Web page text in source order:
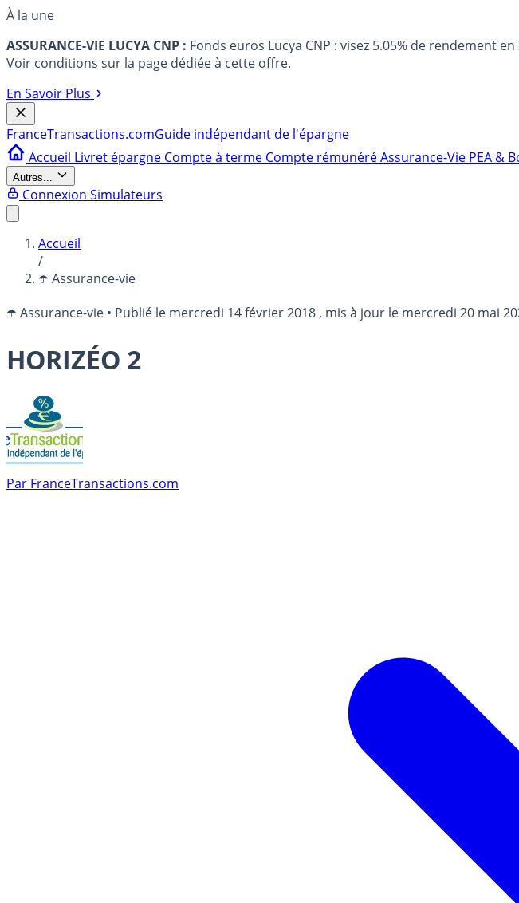
À la une
ASSURANCE-VIE LUCYA CNP : Fonds euros Lucya CNP : visez 5.05% de rendement
Voir conditions sur la page dédiée à cette offre.
En Savoir Plus
FranceTransactions.comGuide indépendant de l'épargne
Accueil Livret épargne Compte à terme Compte rémunéréAssurance-Vie PEA &
Autres...
Connexion Simulateurs
Accueil
/
☂️ Assurance-vie
☂️ Assurance-vie • Publié le mercredi 14 février 2018 , mis à jour le mercredi 20 mai
HORIZÉO 2
Par FranceTransactions.com